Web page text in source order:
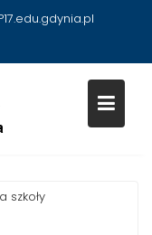
szkoły